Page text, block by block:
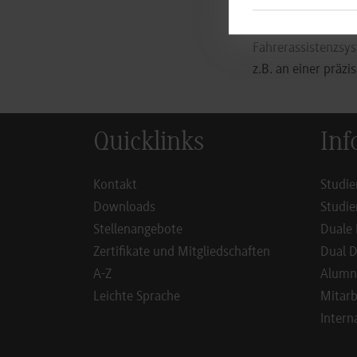
z.B. an einer
Quicklinks
Kontakt
Downloads
Stellenangebote
Zertifikate und Mitgliedschaften
A-Z
Leichte Sprache
Duale
Dual